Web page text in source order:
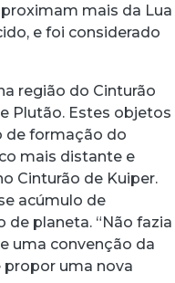
mais da Lua
e foi considerado
região do Cinturão
Plutão. Estes objetos
de formação do
mais distante e
Cinturão de Kuiper.
acúmulo de
planeta. “Não fazia
uma convenção da
uma nova